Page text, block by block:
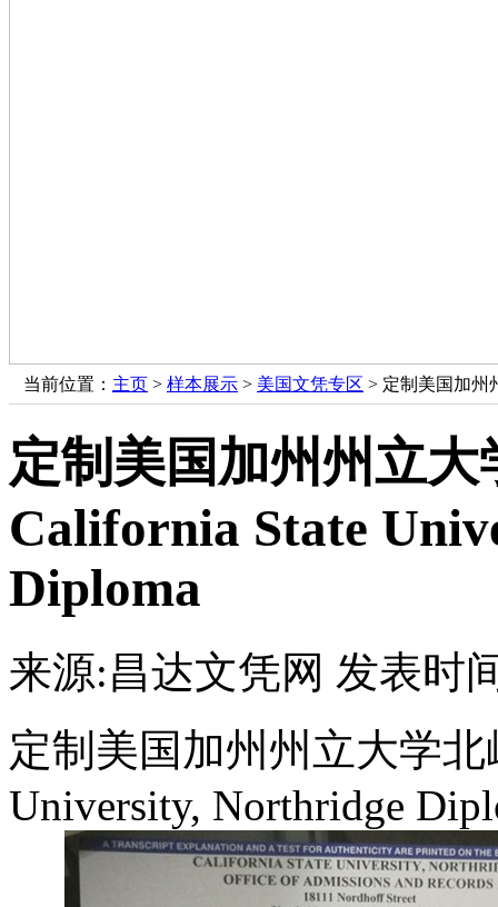
当前位置： 主页 > 样本展示 > 美国文凭专区 > 定制美国加州
定制美国加州州立
California State
Diploma
来源:昌达文凭网 发表时
定制美国加州州立大学北
University, Northridge